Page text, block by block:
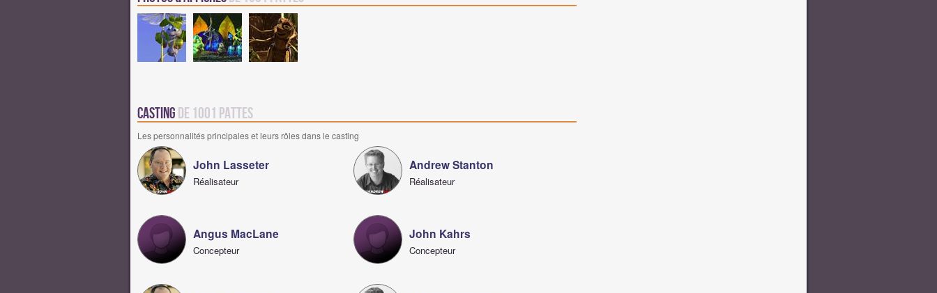
Casting de 1001 Pattes
Les personnalités principales et leurs rôles dans le casting
John Lasseter
Réalisateur
Andrew Stanton
Réalisateur
Angus MacLane
Concepteur
John Kahrs
Concepteur